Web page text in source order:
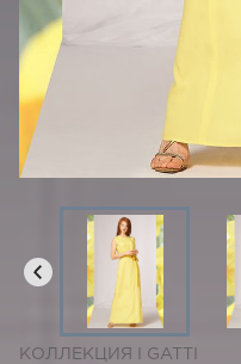
КОЛЛЕКЦИЯ I GATTI